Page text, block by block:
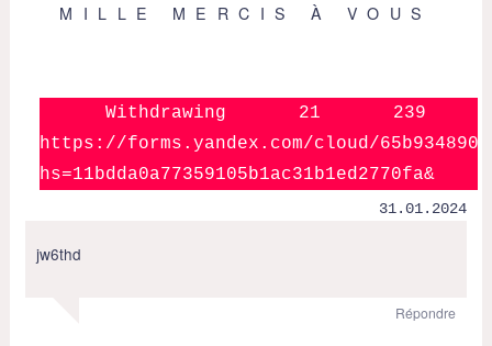
MILLE MERCIS À VOUS
Withdrawing 21
https://forms.yandex.com/cloud/
hs=11bdda0a77359105b1ac31b1ed2770fa&
31.01.2024
jw6thd
Répondre